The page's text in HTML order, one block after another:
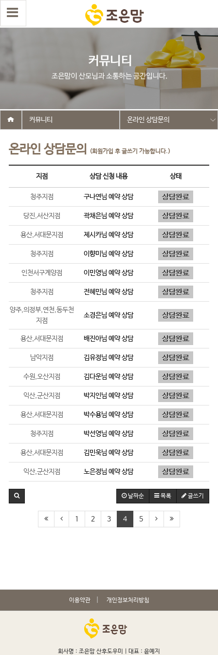
온라인 상담문의 (회원가입 후 글쓰기 가능합니다.)
커뮤니티 온라인 상담문의
지점 상담 신청 내용 상태
청주지점 구나연님 예약 상담
당진,서산지점 곽채은님 예약 상담
용산,서대문지점 제시카님 예약 상담
청주지점 이향미 님 예약 상담
인천서구계양점 이민영님 예약 상담
청주지점 전혜민님 예약 상담
양주,의정부,연천,동두천
지점
소경은님 예약 상담
용산,서대문지점 배진아님 예약 상담
남악지점 김유정님 예약 상담
수원,오산지점 김다운님 예약 상담
익산,군산지점 박지인님 예약 상담
용산,서대문지점 박수용님 예약 상담
청주지점 박선영님 예약 상담
용산,서대문지점 김민욱님 예약 상담
익산,군산지점 노은정님 예약 상담
날짜순 목록 글쓰기
1 2 3 4 5
이용약관 개인정보처리방침
회사명 : 조은맘 산후도우미 | 대표 : 윤예지